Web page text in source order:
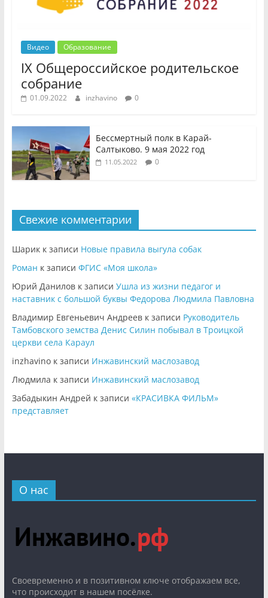
Видео Образование
IX Общероссийское родительское
собрание
01.09.2022 inzhavino 0
Бессмертный полк в Карай-
Салтыково. 9 мая 2022 год
11.05.2022 0
Свежие комментарии
Шарикк записи Новые правила выгула собак
Роман к записи ФГИС «Моя школа»
Юрий Даниловк записи Ушла из жизни педагог и
наставник с большой буквы Федорова Людмила Павловна
Владимир Евгеньевич Андреевк записи Руководитель
Тамбовского земства Денис Силин побывал в Троицкой
церкви села Караул
inzhavinoк записи Инжавинский маслозавод
Людмила к записи Инжавинский маслозавод
Забадыкин Андрей к записи «КРАСИВКА ФИЛЬМ»
представляет
О нас
Cвоевременно и в позитивном ключе отображаем все,
что происходит в нашем посёлке.